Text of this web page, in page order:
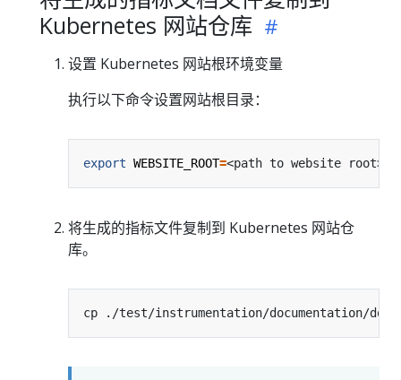
Kubernetes 网站仓库
设置 Kubernetes 网站根环境变量
执行以下命令设置网站根目录：
export WEBSITE_ROOT=
将生成的指标文件复制到 Kubernetes 网站仓
库。
cp ./test/instrumentation/documentation/